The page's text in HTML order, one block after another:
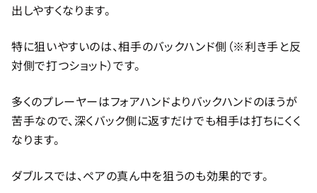
出しやすくなります。
特に狙いやすいのは、相手のバックハンド側（※利き手と反
対側で打つショット）です。
多くのプレーヤーはフォアハンドよりバックハンドのほうが
苦手なので、深くバック側に返すだけでも相手は打ちにくく
なります。
ダブルスでは、ペアの真ん中を狙うのも効果的です。